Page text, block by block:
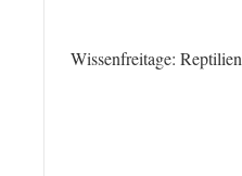
Wissenfreitage: Reptilien